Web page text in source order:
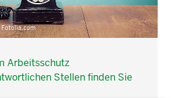
Arbeitsschutz
Stellen finden Sie